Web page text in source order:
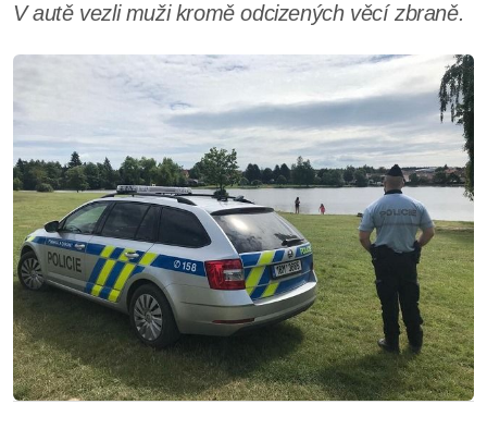
V autě vezli muži kromě odcizených věcí zbraně.